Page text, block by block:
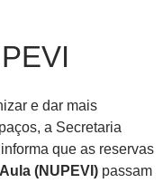
e dar mais
a Secretaria
que as reservas
(NUPEVI) passam